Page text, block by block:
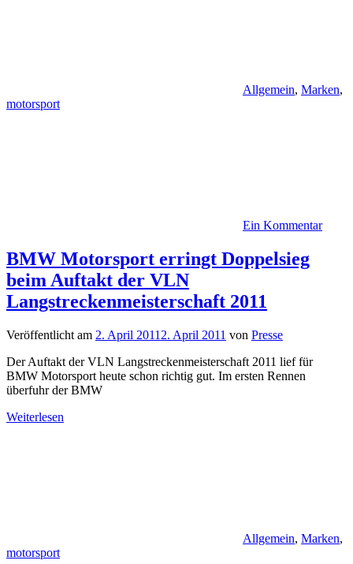
Allgemein, Marken,
motorsport
Ein Kommentar
BMW Motorsport erringt Doppelsieg
beim Auftakt der VLN
Langstreckenmeisterschaft 2011
Veröffentlicht am 2. April 2011 2. April 2011 von Presse
Der Auftakt der VLN Langstreckenmeisterschaft 2011 lief für
BMW Motorsport heute schon richtig gut. Im ersten Rennen
überfuhr der BMW
Weiterlesen
Allgemein, Marken,
motorsport